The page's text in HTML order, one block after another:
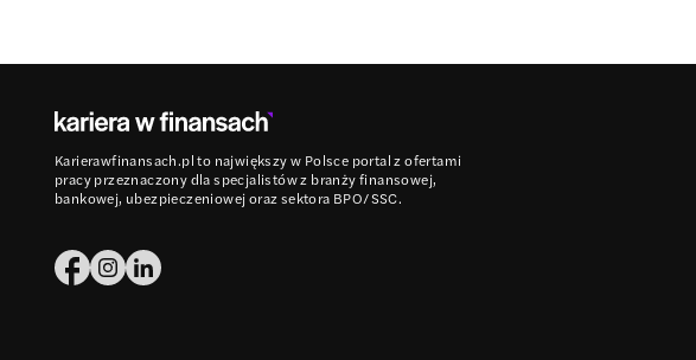
Karierawfinansach.pl to największy w Polsce portal z ofertami
pracy przeznaczony dla specjalistów z branży finansowej,
bankowej, ubezpieczeniowej oraz sektora BPO/SSC.